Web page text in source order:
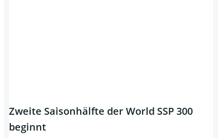
Zweite Saisonhälfte der World SSP 300
beginnt